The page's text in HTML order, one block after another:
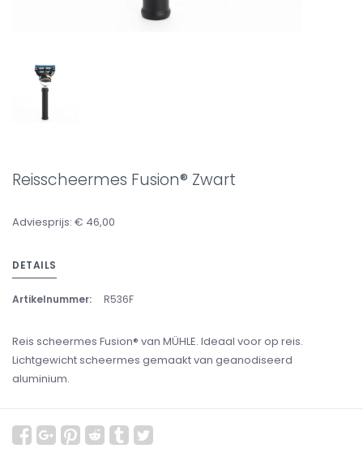
Reisscheermes Fusion® Zwart
Adviesprijs: € 46,00
DETAILS
Artikelnummer: R536F
Reis scheermes Fusion® van MÜHLE. Ideaal voor op reis.
Lichtgewicht scheermes gemaakt van geanodiseerd
aluminium.